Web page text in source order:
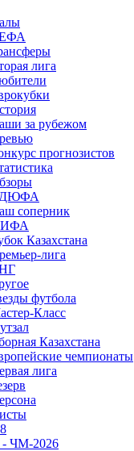
лига
за рубежом
прогнозистов
соперник
Казахстана
лига
футбола
Класс
Казахстана
чемпионаты
лига
- ЧМ-2026